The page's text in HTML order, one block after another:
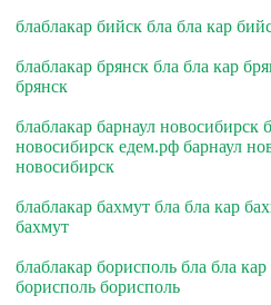
блаблакар бийск бла бла кар
блаблакар брянск бла бла кар
брянск
блаблакар барнаул новосибирск
новосибирск едем.рф барнаул
новосибирск
блаблакар бахмут бла бла кар
бахмут
блаблакар борисполь бла бла
борисполь борисполь